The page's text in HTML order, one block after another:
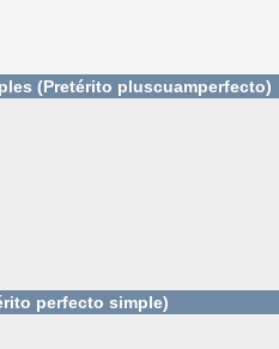
(Pretérito pluscuamperfecto)
perfecto simple)